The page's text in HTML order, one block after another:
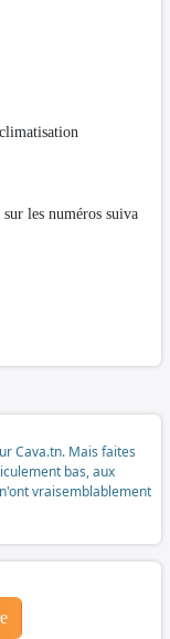
les numéros suiva
Cava.tn. Mais faites
bas, aux
vraisemblablement